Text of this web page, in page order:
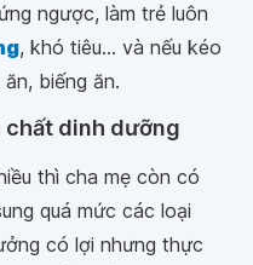
ngược, làm trẻ luôn
, khó tiêu... và nếu kéo
biếng ăn.
chất dinh dưỡng
thì cha mẹ còn có
quá mức các loại
có lợi nhưng thực